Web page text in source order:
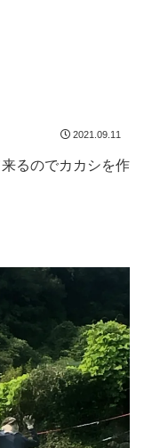
2021.09.11
るのでカカシを作